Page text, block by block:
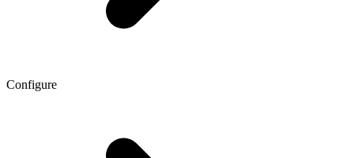
Configure